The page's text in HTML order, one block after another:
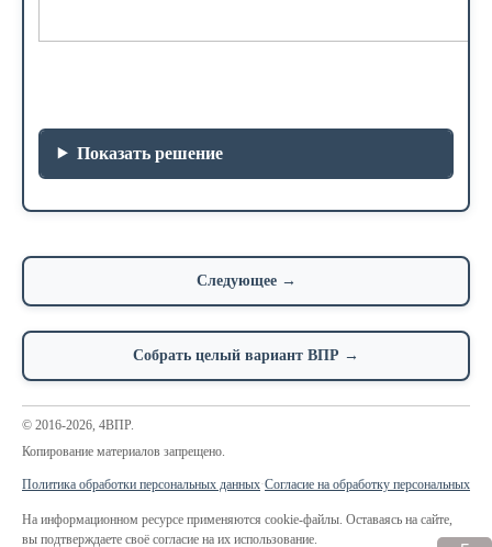
Показать решение
Следующее →
Собрать целый вариант ВПР →
© 2016-2026, 4ВПР.
Копирование материалов запрещено.
Политика обработки персональных данных·Согласие на обработку персональных
На информационном ресурсе применяются cookie-файлы. Оставаясь на сайте,
вы подтверждаете своё согласие на их использование.